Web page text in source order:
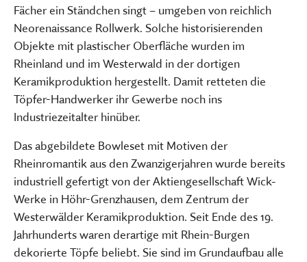
Fächer ein Ständchen singt – umgeben von reichlich
Neorenaissance Rollwerk. Solche historisierenden
Objekte mit plastischer Oberfläche wurden im
Rheinland und im Westerwald in der dortigen
Keramikproduktion hergestellt. Damit retteten die
Töpfer-Handwerker ihr Gewerbe noch ins
Industriezeitalter hinüber.
Das abgebildete Bowleset mit Motiven der
Rheinromantik aus den Zwanzigerjahren wurde bereits
industriell gefertigt von der Aktiengesellschaft Wick-
Werke in Höhr-Grenzhausen, dem Zentrum der
Westerwälder Keramikproduktion. Seit Ende des 19.
Jahrhunderts waren derartige mit Rhein-Burgen
dekorierte Töpfe beliebt. Sie sind im Grundaufbau alle